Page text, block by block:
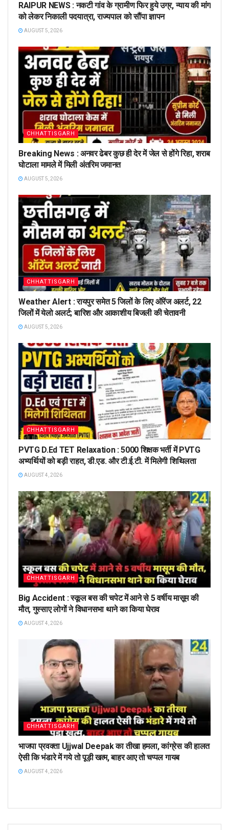
RAIPUR NEWS : नकटी गांव के ग्रामीण फिर हुये उग्र, न्याय की मांग
को लेकर निकाली पदयात्रा, राज्यपाल को सौंपा ज्ञापन
AUGUST 5, 2026
CHHATTISGARH
Breaking News : अनवर ढेबर कुछ ही देर में जेल से होंगे रिहा, शराब
घोटाला मामले में मिली अंतरिम जमानत
AUGUST 5, 2026
CHHATTISGARH
Weather Alert : रायपुर समेत 5 जिलों के लिए ऑरेंज अलर्ट, 22
जिलों में येलो अलर्ट; बारिश और आकाशीय बिजली की चेतावनी
AUGUST 5, 2026
CHHATTISGARH
PVTG D.Ed TET Relaxation : 5000 शिक्षक भर्ती में PVTG
अभ्यर्थियों को बड़ी राहत, डी.एड. और टी.ई.टी. में मिलेगी शिथिलता
AUGUST 4, 2026
CHHATTISGARH
Big Accident : स्कूल बस की चपेट में आने से 5 वर्षीय मासूम की
मौत, गुस्साए लोगों ने विधानसभा थाने का किया घेराव
AUGUST 4, 2026
CHHATTISGARH
भाजपा प्रवक्ता Ujjwal Deepak का तीखा हमला, कांग्रेस की हालत
ऐसी कि भंडारे में गये तो पूड़ी खत्म, बाहर आए तो चप्पल गायब
AUGUST 4, 2026